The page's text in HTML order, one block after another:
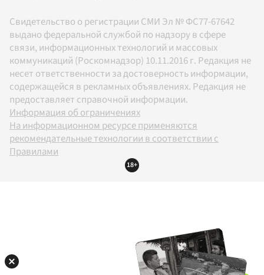
Свидетельство о регистрации СМИ Эл № ФС77-67642
выдано федеральной службой по надзору в сфере
связи, информационных технологий и массовых
коммуникаций (Роскомнадзор) 10.11.2016 г. Редакция не
несет ответственности за достоверность информации,
содержащейся в рекламных объявлениях. Редакция не
предоставляет справочной информации.
Информация об ограничениях
На информационном ресурсе применяются
рекомендательные технологии в соответствии с
Правилами
18+